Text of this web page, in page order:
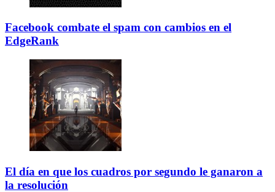
Facebook combate el spam con cambios en el
EdgeRank
El día en que los cuadros por segundo le ganaron a
la resolución